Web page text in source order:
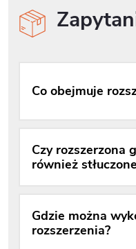
Co obejmuje
Czy rozszerzona
również
Gdzie można
rozszerzenia?